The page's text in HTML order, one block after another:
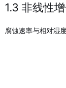
1.3 非线性
腐蚀速率与相对湿